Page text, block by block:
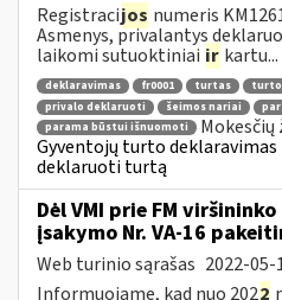
Registracijos numeris
Asmenys, privalantys
laikomi sutuoktiniai ir kartu...
deklaravimas fr0001 turtas turto
privalo deklaruoti
šeimos nariai
parama būstui išnuomoti
Gyventojų turto deklaravimas
deklaruoti turtą
Dėl VMI prie FM
įsakymo Nr. VA-16
Web turinio sąrašas 2022-05-
Informuojame, kad nuo 2022